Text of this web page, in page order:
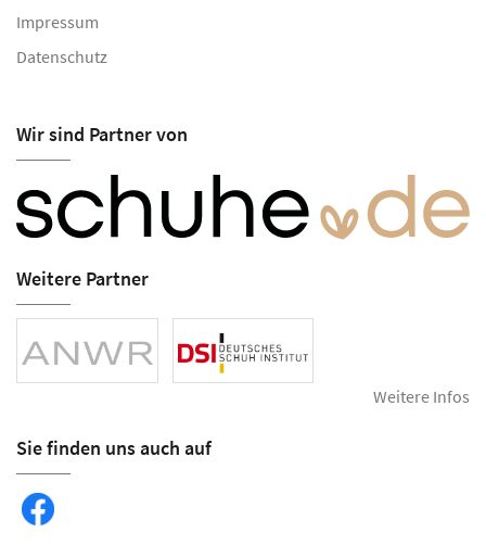
Impressum
Datenschutz
Wir sind Partner von
Weitere Partner
Weitere Infos
Sie finden uns auch auf